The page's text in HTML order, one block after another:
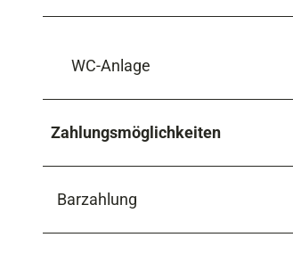
WC-Anlage
Zahlungsmöglichkeiten
Barzahlung